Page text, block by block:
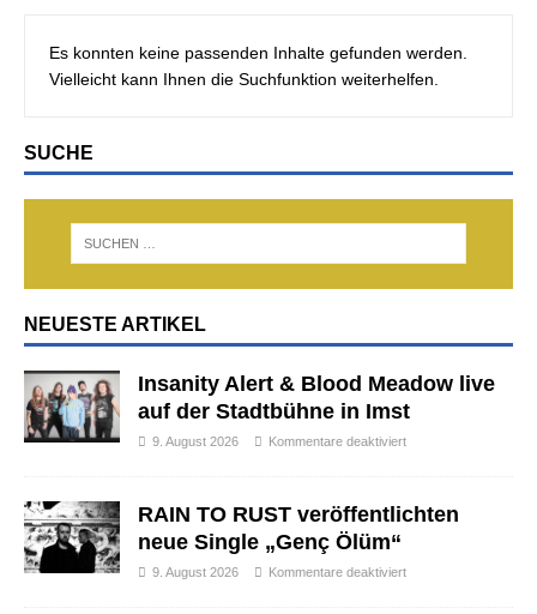
Es konnten keine passenden Inhalte gefunden werden.
Vielleicht kann Ihnen die Suchfunktion weiterhelfen.
SUCHE
NEUESTE ARTIKEL
Insanity Alert & Blood Meadow live
auf der Stadtbühne in Imst
9. August 2026 Kommentare deaktiviert
RAIN TO RUST veröffentlichten
neue Single „Genç Ölüm“
9. August 2026 Kommentare deaktiviert